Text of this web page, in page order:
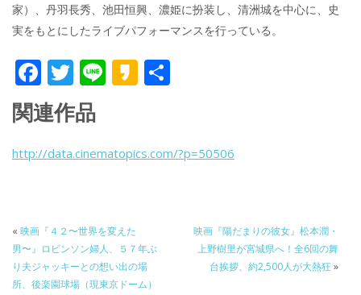
家）、丹羽長秀、池田恒興、濃姫に扮装し、清洲城を中心に、史
実をもとにしたライブパフォーマンスを行っている。
F
ac
e
b
k
T
w
itt
er
Li K
a
関連作品
http://data.cinematopics.com/?p=50506
« 映画『４２〜世界を変えた
男〜』ロビンソン婦人、５７年ぶ
り夫ジャッキーとの想い出の場
所、後楽園球場（現東京ドーム）
映画『陽だまりの彼女』松本潤・
上野樹里が宮城県へ！全6回の舞
台挨拶、約2,500人が大熱狂 »